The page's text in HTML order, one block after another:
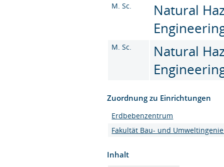
M. Sc.
Natural
M. Sc.
Natural
Zuordnung zu Einrichtungen
Erdbebenzentrum
Fakultät Bau- und
Inhalt